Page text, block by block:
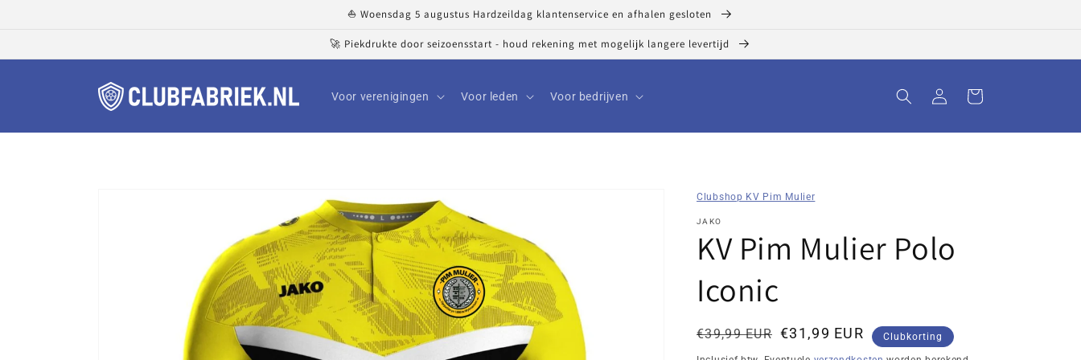
⛵ Woensdag 5 augustus Hardzeildag klantenservice en afhalen gesloten
🚀 Piekdrukte door seizoensstart - houd rekening met mogelijk langere levertijd
Voor verenigingen Voor leden Voor bedrijven InloggenWinkelwagen
Clubshop KV Pim Mulier
JAKO
KV Pim Mulier Polo
Iconic
Normale
prijs
€39,99 EUR
Kortingsprijs€31,99 EUR Clubkorting